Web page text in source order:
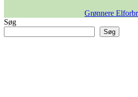
Grønnere
Søg
Søg